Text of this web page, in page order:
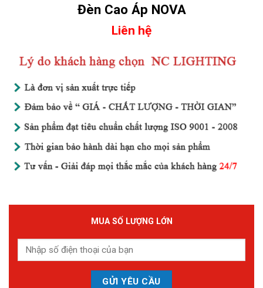
Đèn Cao Áp NOVA
Liên hệ
MUA SỐ LƯỢNG LỚN